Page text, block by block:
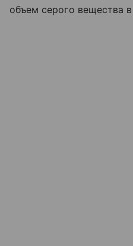
объем серого вещества